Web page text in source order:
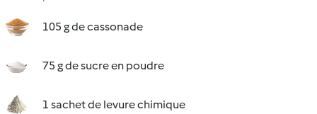
105 g de cassonade
75 g de sucre en poudre
1 sachet de levure chimique